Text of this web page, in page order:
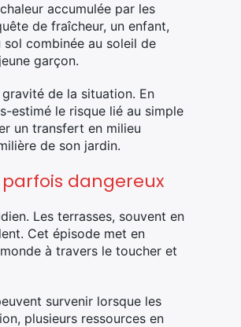
accumulée par les
de fraîcheur, un enfant,
sol combinée au soleil de
garçon.
de la situation. En
estimé le risque lié au simple
un transfert en milieu
de son jardin.
dangereux
Les terrasses, souvent en
Cet épisode met en
à travers le toucher et
survenir lorsque les
plusieurs ressources en